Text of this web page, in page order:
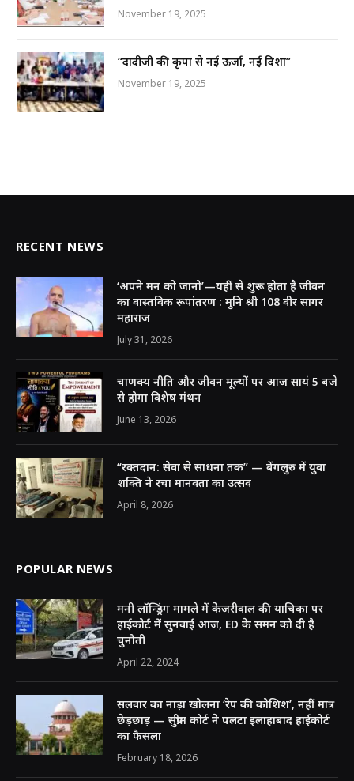
November 19, 2025
“दादीजी की कृपा से नई ऊर्जा, नई दिशा”
November 19, 2025
RECENT NEWS
‘अपने मन को जानो’—यहीं से शुरू होता है जीवन
का वास्तविक रूपांतरण : मुनि श्री 108 वीर सागर
महाराज
July 31, 2026
चाणक्य नीति और जीवन मूल्यों पर आज सायं 5 बजे
से होगा विशेष मंथन
June 13, 2026
“रक्तदान: सेवा से साधना तक” — बेंगलुरु में युवा
शक्ति ने रचा मानवता का उत्सव
April 8, 2026
POPULAR NEWS
मनी लॉन्ड्रिंग मामले में केजरीवाल की याचिका पर
हाईकोर्ट में सुनवाई आज, ED के समन को दी है
चुनौती
April 22, 2024
सलवार का नाड़ा खोलना ‘रेप की कोशिश’, नहीं मात्र
छेड़छाड़ — सुप्रीम कोर्ट ने पलटा इलाहाबाद हाईकोर्ट
का फैसला
February 18, 2026